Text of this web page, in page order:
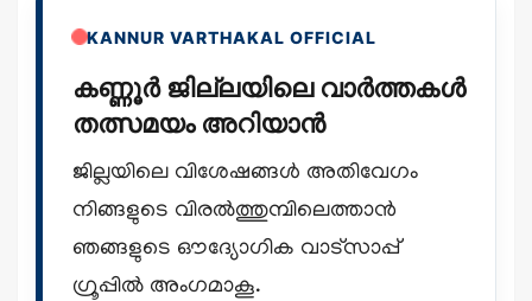
KANNUR VARTHAKAL OFFICIAL
കണ്ണൂർ ജില്ലയിലെ വാർത്തകൾ
തത്സമയം അറിയാൻ
ജില്ലയിലെ വിശേഷങ്ങൾ അതിവേഗം
നിങ്ങളുടെ വിരൽത്തുമ്പിലെത്താൻ
ഞങ്ങളുടെ ഔദ്യോഗിക വാട്സാപ്പ്
ഗ്രൂപ്പിൽ അംഗമാകൂ.